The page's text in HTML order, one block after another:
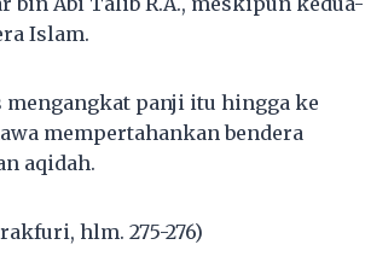
Islam.
mengangkat panji itu hingga ke
mempertahankan bendera
aqidah.
hlm. 275-276)